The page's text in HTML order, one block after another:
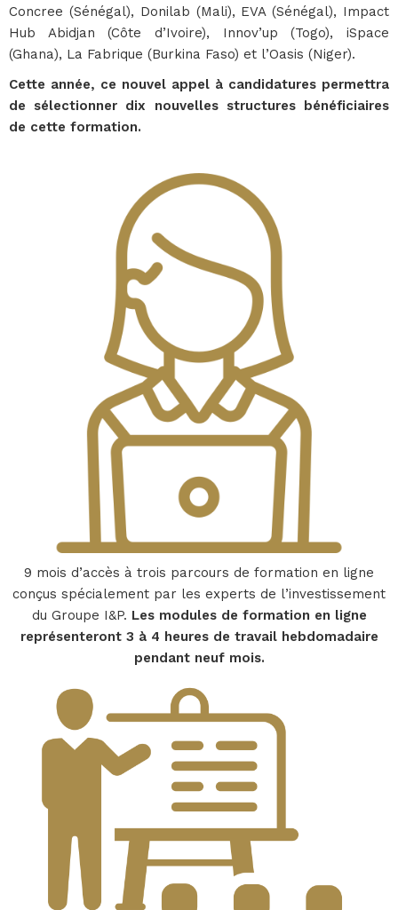
Concree (Sénégal), Donilab (Mali), EVA (Sénégal), Impact
Hub Abidjan (Côte d’Ivoire), Innov’up (Togo), iSpace
(Ghana), La Fabrique (Burkina Faso) et l’Oasis (Niger).
Cette année, ce nouvel appel à candidatures permettra
de sélectionner dix nouvelles structures bénéficiaires
de cette formation.
9 mois d’accès à trois parcours de formation en ligne
conçus spécialement par les experts de l’investissement
du Groupe I&P. Les modules de formation en ligne
représenteront 3 à 4 heures de travail hebdomadaire
pendant neuf mois.